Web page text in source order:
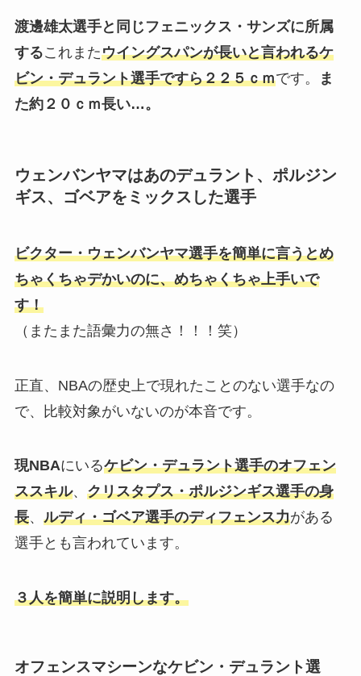
渡邊雄太選手と同じフェニックス・サンズに所属
するこれまたウイングスパンが長いと言われるケ
ビン・デュラント選手ですら２２５ｃｍです。
ま
た約２０ｃｍ長い…。
ウェンバンヤマはあのデュラント、ポルジン
ギス、ゴベアをミックスした選手
ビクター・ウェンバンヤマ選手を簡単に言うとめ
ちゃくちゃデかいのに、めちゃくちゃ上手いで
す！
（またまた語彙力の無さ！！！笑）
正直、NBAの歴史上で現れたことのない選手なの
で、比較対象がいないのが本音です。
現NBAにいるケビン・デュラント選手のオフェン
ススキル、 クリスタプス・ポルジンギス選手の身
長、 ルディ・ゴベア選手のディフェンス力がある
選手とも言われています。
３人を簡単に説明します。
オフェンスマシーンなケビン・デュラント選